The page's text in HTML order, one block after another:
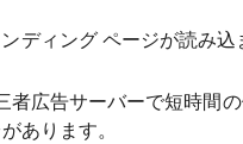
ディング ページが読み
者広告サーバーで短時間
あります。